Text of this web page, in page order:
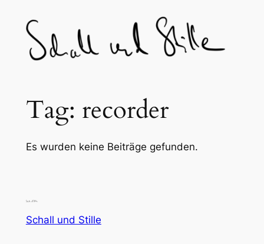
content
Tag: recorder
Es wurden keine Beiträge gefunden.
Schall und Stille